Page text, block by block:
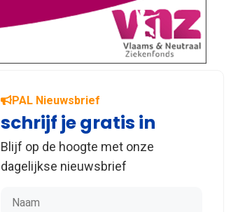
PAL Nieuwsbrief
schrijf je gratis in
Blijf op de hoogte met onze
dagelijkse nieuwsbrief